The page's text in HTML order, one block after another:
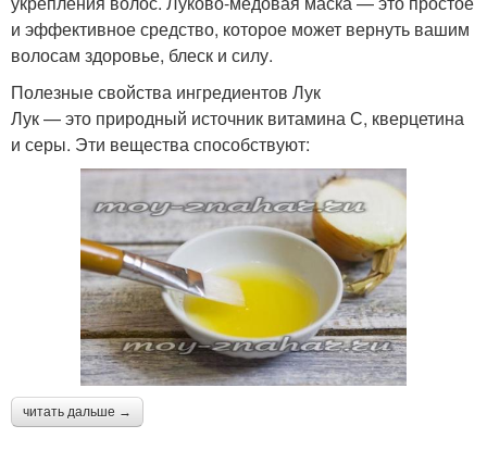
и эффективное средство, которое может вернуть вашим
волосам здоровье, блеск и силу.
Полезные свойства ингредиентов Лук
Лук — это природный источник витамина С, кверцетина
и серы. Эти вещества способствуют:
читать дальше →